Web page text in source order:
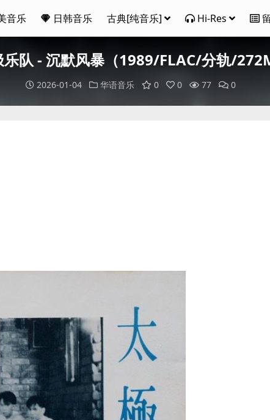
音乐 日韩音乐 古典[纯音乐] Hi-Res
乐队 - 沉默风暴（1989/FLAC/分轨/
2026-01-04 华语音乐 0 0 77 0